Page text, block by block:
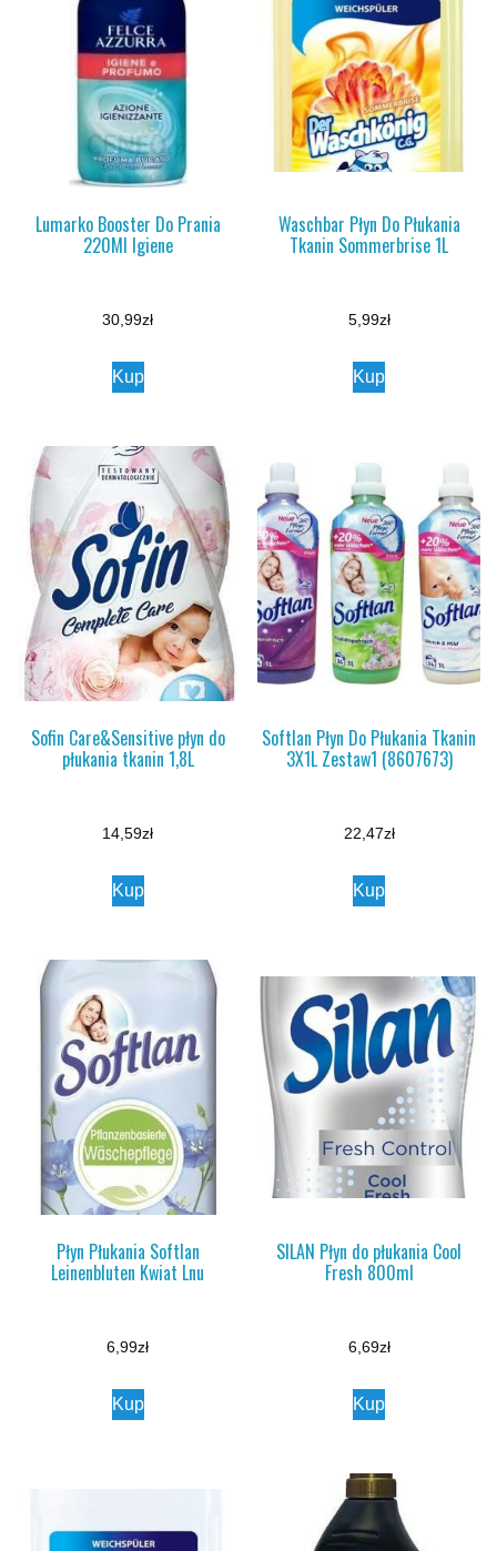
Lumarko Booster Do Prania
220Ml Igiene
30,99zł
Kup
Waschbar Płyn Do Płukania
Tkanin Sommerbrise 1L
5,99zł
Kup
Sofin Care&Sensitive płyn do
płukania tkanin 1,8L
14,59zł
Kup
Softlan Płyn Do Płukania Tkanin
3X1L Zestaw1 (8607673)
22,47zł
Kup
Płyn Płukania Softlan
Leinenbluten Kwiat Lnu
6,99zł
Kup
SILAN Płyn do płukania Cool
Fresh 800ml
6,69zł
Kup